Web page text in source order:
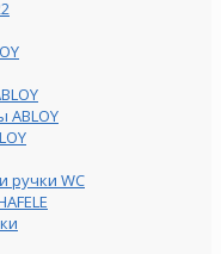
ABLOY
ручки WC